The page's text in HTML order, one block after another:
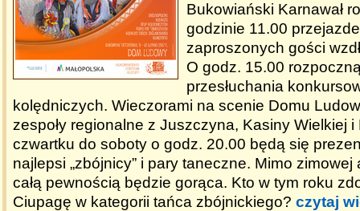
Bukowiański Karnawał
godzinie 11.00
zaproszonych gości
O godz. 15.00
przesłuchania
kolędniczych. Wieczorami na scenie Domu
zespoły regionalne z Juszczyna, Kasiny Wielkiej i
czwartku do soboty o godz. 20.00 będą się
najlepsi „zbójnicy” i pary taneczne. Mimo
całą pewnością będzie gorąca. Kto w tym roku
Ciupagę w kategorii tańca zbójnickiego? czytaj